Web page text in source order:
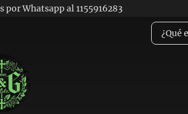
Whatsapp al 1155916283